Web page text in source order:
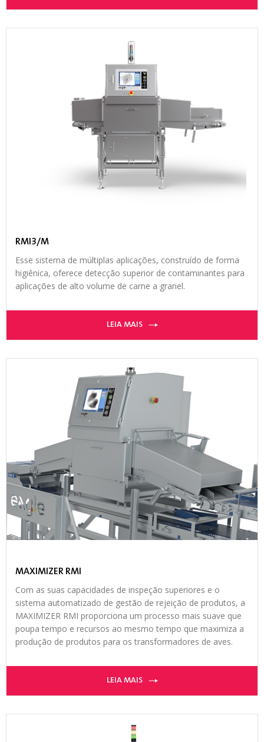
RMI3/M
Esse sistema de múltiplas aplicações, construído de forma
higiênica, oferece detecção superior de contaminantes para
aplicações de alto volume de carne a granel.
LEIA MAIS
MAXIMIZER RMI
Com as suas capacidades de inspeção superiores e o
sistema automatizado de gestão de rejeição de produtos, a
MAXIMIZER RMI proporciona um processo mais suave que
poupa tempo e recursos ao mesmo tempo que maximiza a
produção de produtos para os transformadores de aves.
LEIA MAIS